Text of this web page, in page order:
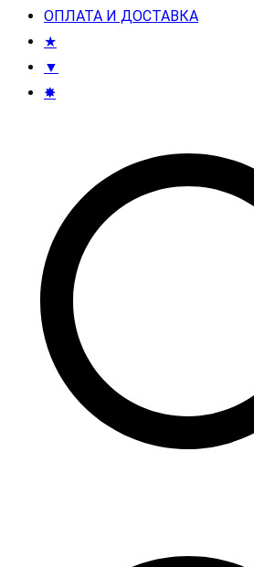
ОПЛАТА И ДОСТАВКА
★
▼
✸